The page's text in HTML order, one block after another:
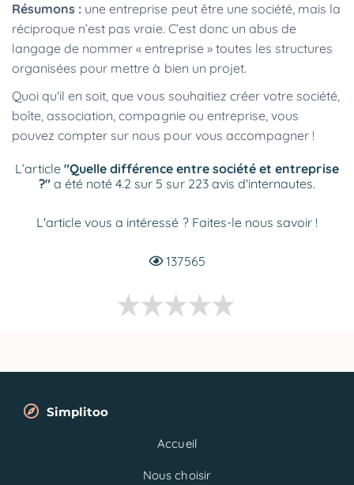
Résumons : une entreprise peut être une société, mais la
réciproque n’est pas vraie. C’est donc un abus de
langage de nommer « entreprise » toutes les structures
organisées pour mettre à bien un projet.
Quoi qu'il en soit, que vous souhaitiez créer votre société,
boîte, association, compagnie ou entreprise, vous
pouvez compter sur nous pour vous accompagner !
L’article "Quelle différence entre société et entreprise
?" a été noté 4.2 sur 5 sur 223 avis d'internautes.
L'article vous a intéressé ? Faites-le nous savoir !
137565
Simplitoo
Accueil
Nous choisir